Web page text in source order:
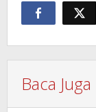
Baca Juga